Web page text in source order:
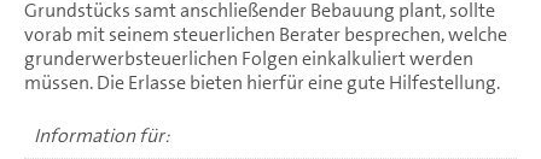
Grundstücks samt anschließender Bebauung plant, sollte
vorab mit seinem steuerlichen Berater besprechen, welche
grunderwerbsteuerlichen Folgen einkalkuliert werden
müssen. Die Erlasse bieten hierfür eine gute Hilfestellung.
Information für: